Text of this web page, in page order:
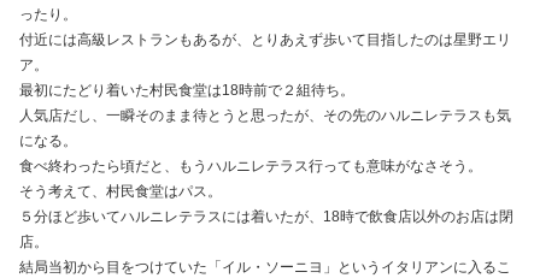
ったり。
付近には高級レストランもあるが、とりあえず歩いて目指したのは星野エリ
ア。
最初にたどり着いた村民食堂は18時前で２組待ち。
人気店だし、一瞬そのまま待とうと思ったが、その先のハルニレテラスも気
になる。
食べ終わったら頃だと、もうハルニレテラス行っても意味がなさそう。
そう考えて、村民食堂はパス。
５分ほど歩いてハルニレテラスには着いたが、18時で飲食店以外のお店は閉
店。
結局当初から目をつけていた「イル・ソーニヨ」というイタリアンに入るこ